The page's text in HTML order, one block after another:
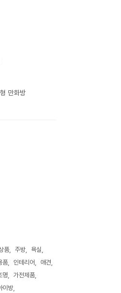
만화방
품 주방
욕실
품 인테리어
애견
명
가전제품
이방